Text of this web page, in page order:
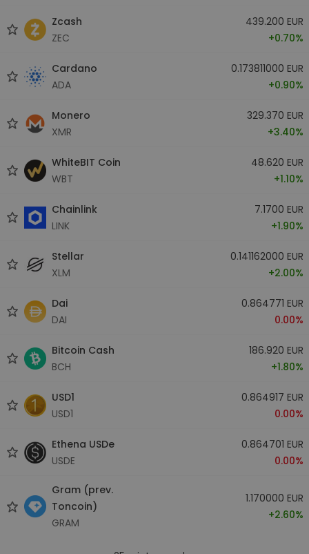
Zcash
ZEC
439.200 EUR
+0.70%
Cardano
ADA
0.173811000 EUR
+0.90%
Monero
XMR
329.370 EUR
+3.40%
WhiteBIT Coin
WBT
48.620 EUR
+1.10%
Chainlink
LINK
7.1700 EUR
+1.90%
Stellar
XLM
0.141162000 EUR
+2.00%
Dai
DAI
0.864771 EUR
0.00%
Bitcoin Cash
BCH
186.920 EUR
+1.80%
USD1
USD1
0.864917 EUR
0.00%
Ethena USDe
USDE
0.864701 EUR
0.00%
Gram (prev.
Toncoin)
GRAM
1.170000 EUR
+2.60%